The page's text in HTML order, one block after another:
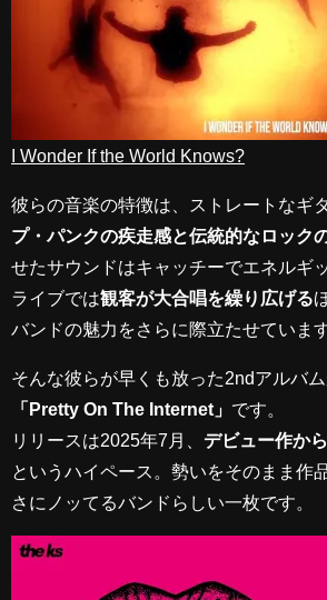
I Wonder If the World Knows?
彼らの音楽の特徴は、ストレートなギ
プ・パンクの疾走感と伝統的なロック
せたサウンドはキャッチーでエネルギ
ライブでは観客が大合唱を繰り広げる
バンドの魅力をさらに際立たせています
そんな彼らが早くも放った2ndアルバ
「Pretty On The Internet」 です。
リリースは2025年7月、 デビュー作か
というハイペース。勢いをそのまま作
さにノッてるバンドらしい一枚です。